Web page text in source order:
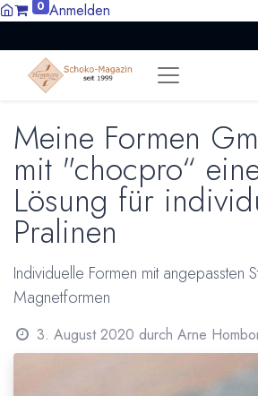
0 Anmelden
Meine Formen
mit "chocpro“
Lösung für
Pralinen
Individuelle Formen mit angepassten
Magnetformen
3. August 2020 durch Arne